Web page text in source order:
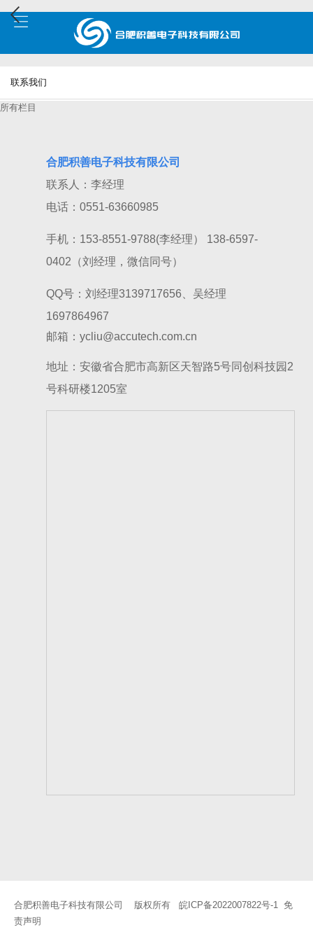
联系我们
所有栏目
合肥积善电子科技有限公司
联系人：李经理
电话：0551-63660985
手机： 153-8551-9788(李经理） 138-6597-
0402（刘经理，微信同号）
QQ号：刘经理3139717656、吴经理
1697864967
邮箱：ycliu@accutech.com.cn
地址：安徽省合肥市高新区天智路5号同创科技园2
号科研楼1205室
合肥积善电子科技有限公司 版权所有 皖ICP备2022007822号-1
免
责声明